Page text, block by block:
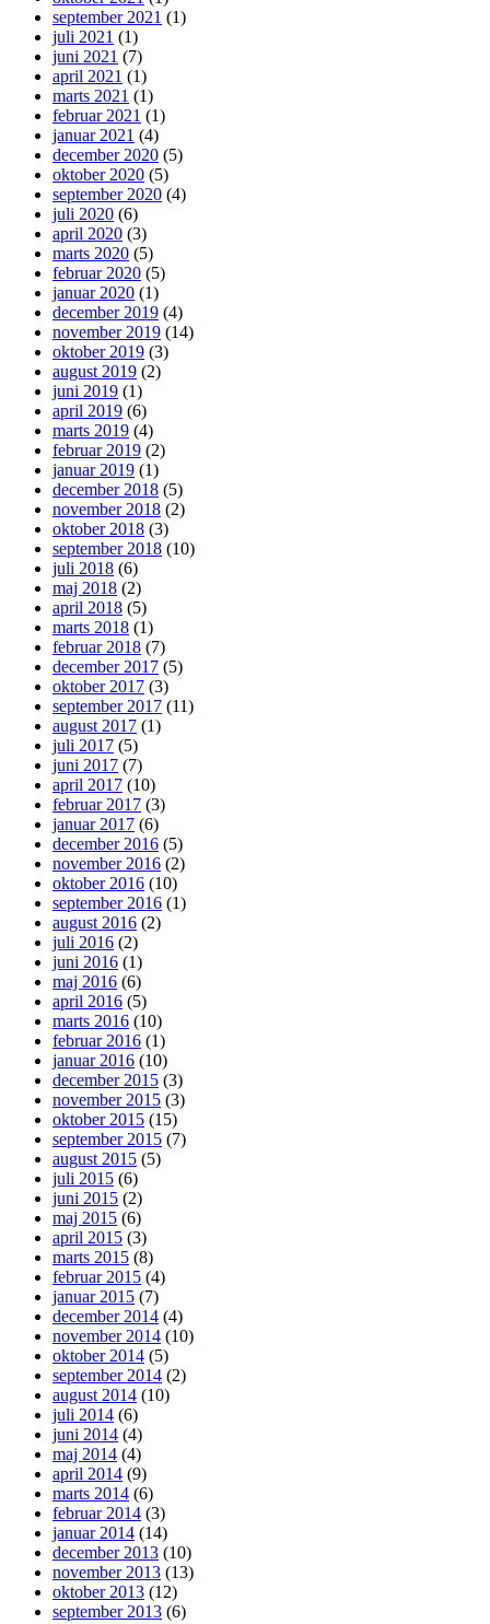
september 2021 (1)
juli 2021 (1)
juni 2021 (7)
april 2021 (1)
marts 2021 (1)
februar 2021 (1)
januar 2021 (4)
december 2020 (5)
oktober 2020 (5)
september 2020 (4)
juli 2020 (6)
april 2020 (3)
marts 2020 (5)
februar 2020 (5)
januar 2020 (1)
december 2019 (4)
november 2019 (14)
oktober 2019 (3)
august 2019 (2)
juni 2019 (1)
april 2019 (6)
marts 2019 (4)
februar 2019 (2)
januar 2019 (1)
december 2018 (5)
november 2018 (2)
oktober 2018 (3)
september 2018 (10)
juli 2018 (6)
maj 2018 (2)
april 2018 (5)
marts 2018 (1)
februar 2018 (7)
december 2017 (5)
oktober 2017 (3)
september 2017 (11)
august 2017 (1)
juli 2017 (5)
juni 2017 (7)
april 2017 (10)
februar 2017 (3)
januar 2017 (6)
december 2016 (5)
november 2016 (2)
oktober 2016 (10)
september 2016 (1)
august 2016 (2)
juli 2016 (2)
juni 2016 (1)
maj 2016 (6)
april 2016 (5)
marts 2016 (10)
februar 2016 (1)
januar 2016 (10)
december 2015 (3)
november 2015 (3)
oktober 2015 (15)
september 2015 (7)
august 2015 (5)
juli 2015 (6)
juni 2015 (2)
maj 2015 (6)
april 2015 (3)
marts 2015 (8)
februar 2015 (4)
januar 2015 (7)
december 2014 (4)
november 2014 (10)
oktober 2014 (5)
september 2014 (2)
august 2014 (10)
juli 2014 (6)
juni 2014 (4)
maj 2014 (4)
april 2014 (9)
marts 2014 (6)
februar 2014 (3)
januar 2014 (14)
december 2013 (10)
november 2013 (13)
oktober 2013 (12)
september 2013 (6)